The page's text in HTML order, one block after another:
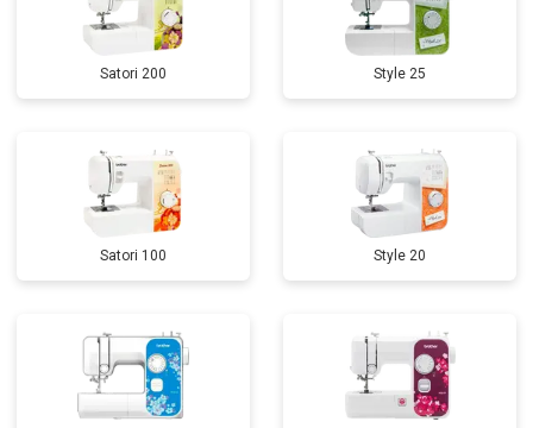
Satori 200 Style 25
Satori 100 Style 20